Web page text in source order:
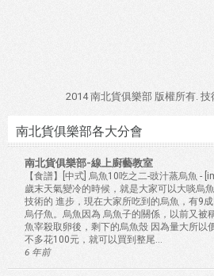
2014 南北貨俱樂部 版權所有. 技
南北貨俱樂部各大分會
南北貨俱樂部-線上廚藝教室
【食譜】[中式] 烏魚10吃之二-豉汁蒸烏魚 -
歲末天氣變冷的時候，就是大家可以大啖烏
技術的 進步，現在大家所吃到的烏魚，有9
烏仔魚。烏魚因為 烏魚子的關係，以前又被
魚宰殺取卵後，剩下的烏魚殼 因為量大所以
不多花100元，就可以買到整尾...
6 年前